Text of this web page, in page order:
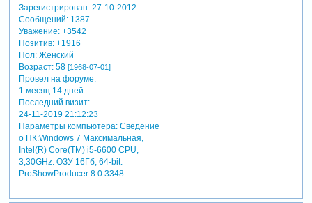
Зарегистрирован: 27-10-2012
Сообщений:1387
Уважение: +3542
Позитив: +1916
Пол:Женский
Возраст:58 [1968-07-01]
Провел на форуме:
1 месяц 14 дней
Последний визит:
24-11-2019 21:12:23
Параметры компьютера:Сведение
о ПК:Windows 7 Максимальная,
Intel(R) Core(TM) i5-6600 CPU,
3,30GHz. ОЗУ 16Гб, 64-bit.
ProShowProducer 8.0.3348